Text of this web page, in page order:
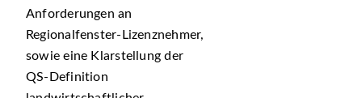
Anforderungen an
Regionalfenster-Lizenznehmer,
sowie eine Klarstellung der
QS-Definition